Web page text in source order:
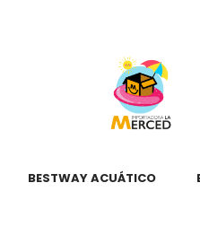
BESTWAY ACUÁTICO